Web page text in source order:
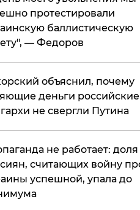
протестировали
баллистическую
— Федоров
объяснил, почему
деньги российские
не свергли Путина
не работает: доля
считающих войну
успешной, упала до